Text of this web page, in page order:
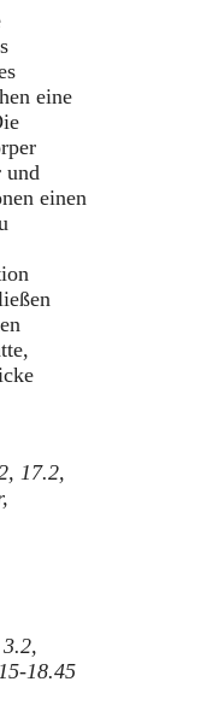
eine
und
einen
17.2,
18.45